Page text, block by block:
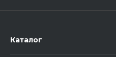
Каталог